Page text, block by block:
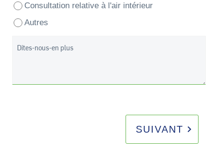
Consultation relative à l'air intérieur
Autres
Dites-nous-en plus
SUIVANT keyboard_arrow_right